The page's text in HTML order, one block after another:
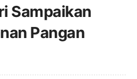
Sampaikan
Pangan